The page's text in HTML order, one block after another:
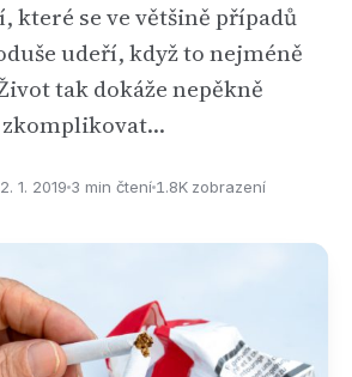
které se ve většině případů
udeří, když to nejméně
tak dokáže nepěkně
zkomplikovat…
1. 2019 3 min čtení 1.8K zobrazení